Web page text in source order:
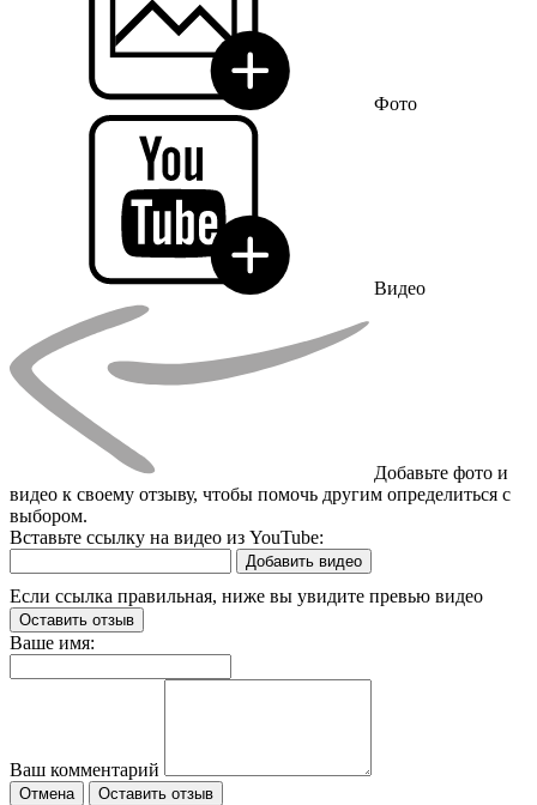
Фото
Видео
Добавьте фото и
видео к своему отзыву, чтобы помочь другим определиться с
выбором.
Вставьте ссылку на видео из YouTube:
Добавить видео
Если ссылка правильная, ниже вы увидите превью видео
Оставить отзыв
Ваше имя:
Ваш комментарий
Отмена Оставить отзыв